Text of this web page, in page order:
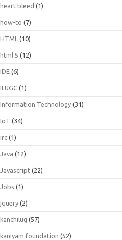
heart bleed (1)
how-to (7)
HTML (10)
html 5 (12)
IDE (6)
ILUGC (1)
Information Technology (31)
IoT (34)
irc (1)
Java (12)
Javascript (22)
Jobs (1)
jquery (2)
kanchilug (57)
kaniyam foundation (52)